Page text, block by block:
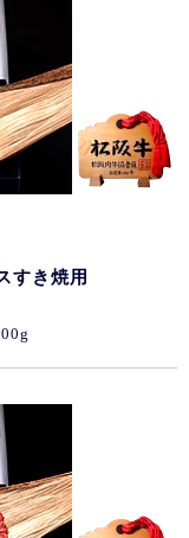
すき焼用